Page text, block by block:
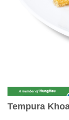
Tempura